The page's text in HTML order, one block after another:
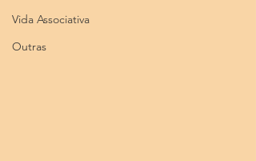
Vida Associativa
Outras